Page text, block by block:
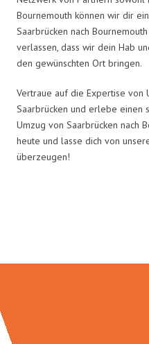
Bournemouth können wir dir
Saarbrücken nach
verlassen, dass wir dein Hab
den gewünschten Ort bringen.
Vertraue auf die Expertise von
Saarbrücken und erlebe einen
Umzug von Saarbrücken nach
heute und lasse dich von
überzeugen!